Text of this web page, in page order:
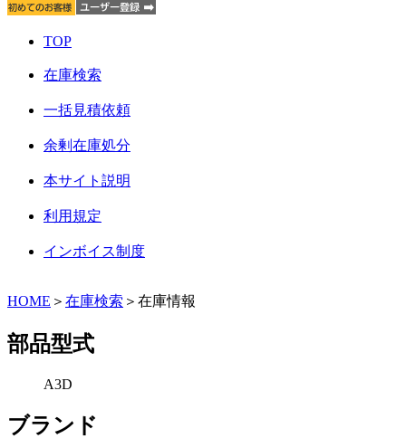
TOP
在庫検索
一括見積依頼
余剰在庫処分
本サイト説明
利用規定
インボイス制度
HOME ＞ 在庫検索 ＞在庫情報
部品型式
A3D
ブランド